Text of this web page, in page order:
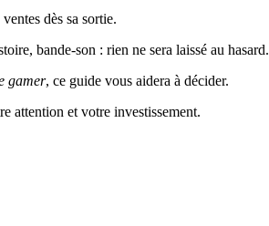
dès sa sortie.
bande-son : rien ne sera laissé au hasard.
gamer, ce guide vous aidera à décider.
attention et votre investissement.